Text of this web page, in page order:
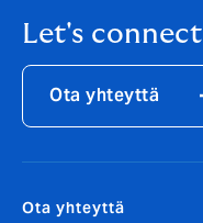
Let's connect
Ota yhteyttä
Ota yhteyttä